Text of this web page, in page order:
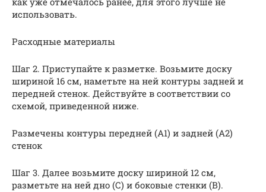
использовать.
Расходные материалы
Шаг 2. Приступайте к разметке. Возьмите доску
шириной 16 см, наметьте на ней контуры задней и
передней стенок. Действуйте в соответствии со
схемой, приведенной ниже.
Размечены контуры передней (А1) и задней (А2)
стенок
Шаг 3. Далее возьмите доску шириной 12 см,
разметьте на ней дно (С) и боковые стенки (В).